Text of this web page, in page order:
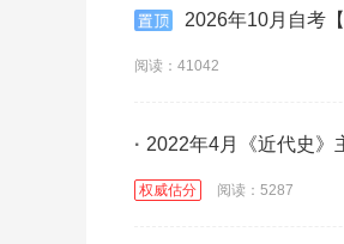
2026年10月自考
阅读：41042
· 2022年4月《近代史》
权威估分 阅读：5287